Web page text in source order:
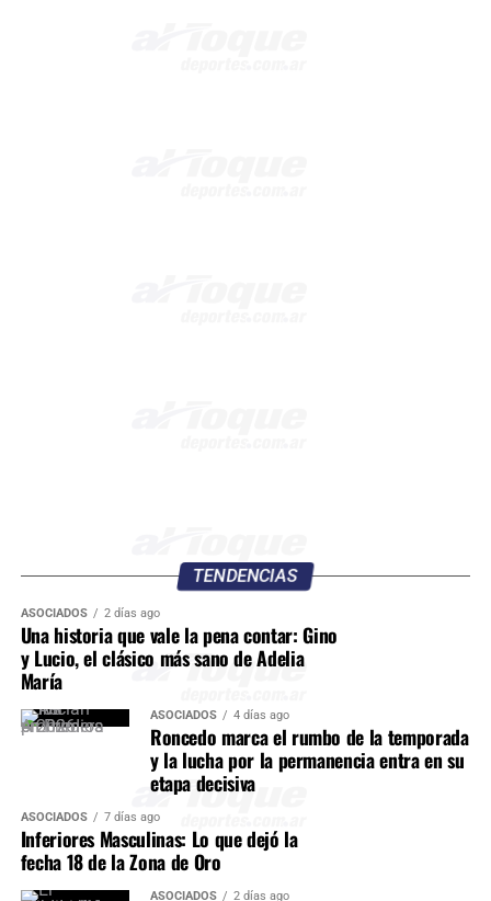
TENDENCIAS
ASOCIADOS 2 días ago
Una historia que vale la pena contar: Gino
y Lucio, el clásico más sano de Adelia
María
ASOCIADOS 4 días ago
Roncedo marca el rumbo de la temporada
y la lucha por la permanencia entra en su
etapa decisiva
ASOCIADOS 7 días ago
Inferiores Masculinas: Lo que dejó la
fecha 18 de la Zona de Oro
ASOCIADOS 2 días ago